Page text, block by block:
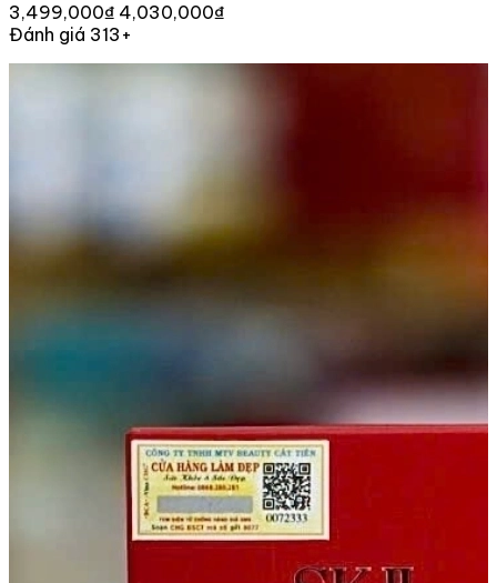
3,499,000₫ 4,030,000₫
Đánh giá 313+